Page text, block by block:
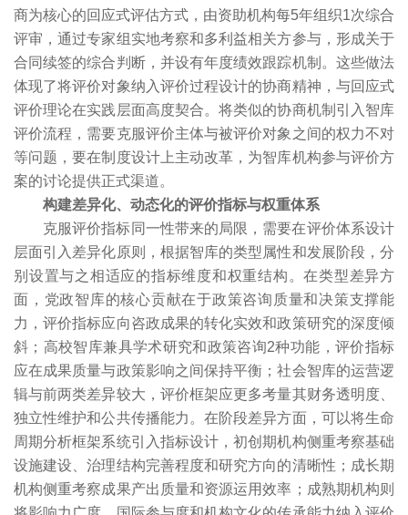
商为核心的回应式评估方式，由资助机构每5年组织1次综合
评审，通过专家组实地考察和多利益相关方参与，形成关于
合同续签的综合判断，并设有年度绩效跟踪机制。这些做法
体现了将评价对象纳入评价过程设计的协商精神，与回应式
评价理论在实践层面高度契合。将类似的协商机制引入智库
评价流程，需要克服评价主体与被评价对象之间的权力不对
等问题，要在制度设计上主动改革，为智库机构参与评价方
案的讨论提供正式渠道。
构建差异化、动态化的评价指标与权重体系
克服评价指标同一性带来的局限，需要在评价体系设计
层面引入差异化原则，根据智库的类型属性和发展阶段，分
别设置与之相适应的指标维度和权重结构。在类型差异方
面，党政智库的核心贡献在于政策咨询质量和决策支撑能
力，评价指标应向咨政成果的转化实效和政策研究的深度倾
斜；高校智库兼具学术研究和政策咨询2种功能，评价指标
应在成果质量与政策影响之间保持平衡；社会智库的运营逻
辑与前两类差异较大，评价框架应更多考量其财务透明度、
独立性维护和公共传播能力。在阶段差异方面，可以将生命
周期分析框架系统引入指标设计，初创期机构侧重考察基础
设施建设、治理结构完善程度和研究方向的清晰性；成长期
机构侧重考察成果产出质量和资源运用效率；成熟期机构则